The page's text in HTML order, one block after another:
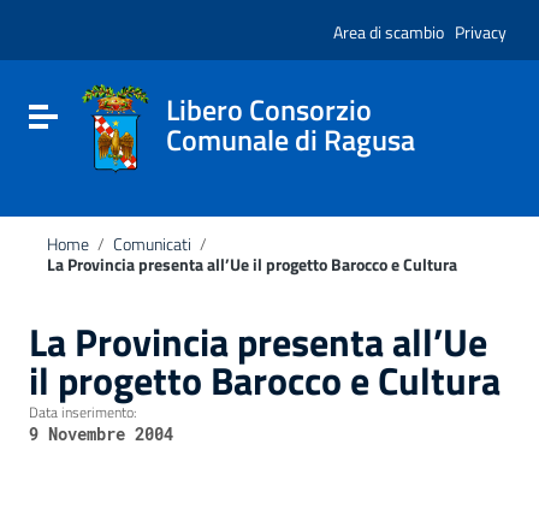
sito
include
Vai al footer
Area di scambio Privacy
Attiva / disattiva la navigazione
Libero Consorzio
Comunale di Ragusa
Home / Comunicati /
La Provincia presenta all’Ue il progetto Barocco e Cultura
La Provincia presenta all’Ue
il progetto Barocco e Cultura
Data inserimento:
9 Novembre 2004